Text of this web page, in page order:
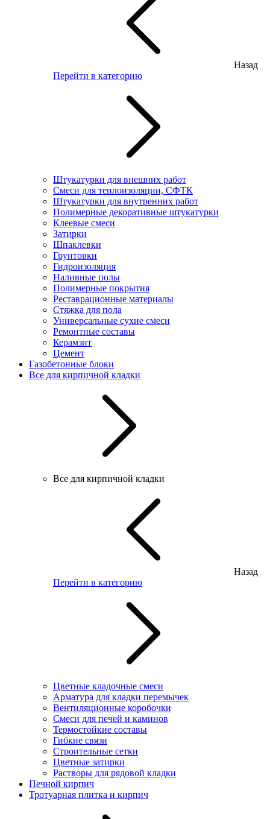
Назад
Перейти в категорию
Штукатурки для внешних работ
Смеси для теплоизоляции, СФТК
Штукатурки для внутренних работ
Полимерные декоративные штукатурки
Клеевые смеси
Затирки
Шпаклевки
Грунтовки
Гидроизоляция
Наливные полы
Полимерные покрытия
Реставрационные материалы
Стяжка для пола
Универсальные сухие смеси
Ремонтные составы
Керамзит
Цемент
Газобетонные блоки
Все для кирпичной кладки
Все для кирпичной кладки
Назад
Перейти в категорию
Цветные кладочные смеси
Арматура для кладки перемычек
Вентиляционные коробочки
Смеси для печей и каминов
Термостойкие составы
Гибкие связи
Строительные сетки
Цветные затирки
Растворы для рядовой кладки
Печной кирпич
Тротуарная плитка и кирпич